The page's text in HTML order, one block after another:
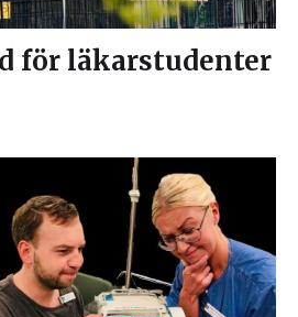
för läkarstudenter